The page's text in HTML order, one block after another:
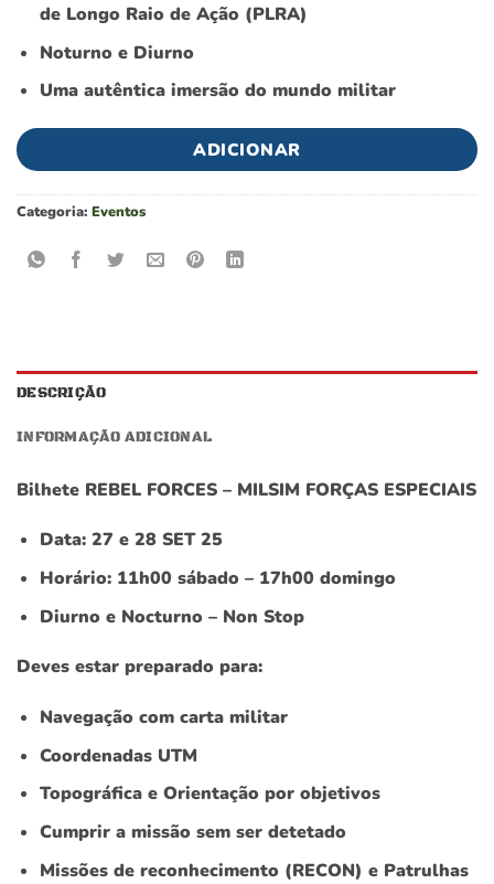
de Longo Raio de Ação (PLRA)
Noturno e Diurno
Uma autêntica imersão do mundo militar
ADICIONAR
Categoria: Eventos
DESCRIÇÃO
INFORMAÇÃO ADICIONAL
Bilhete REBEL FORCES – MILSIM FORÇAS ESPECIAIS
Data: 27 e 28 SET 25
Horário: 11h00 sábado – 17h00 domingo
Diurno e Nocturno – Non Stop
Deves estar preparado para:
Navegação com carta militar
Coordenadas UTM
Topográfica e Orientação por objetivos
Cumprir a missão sem ser detetado
Missões de reconhecimento (RECON) e Patrulhas